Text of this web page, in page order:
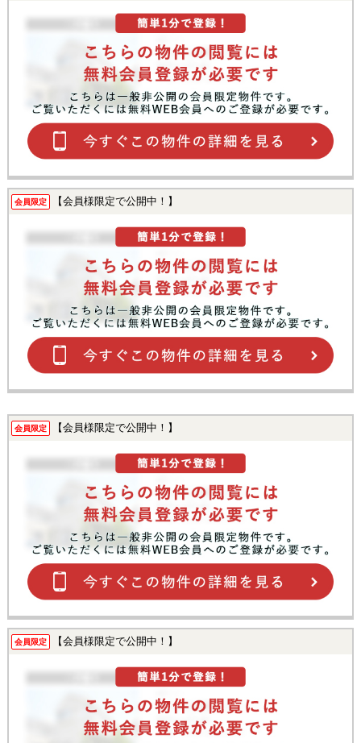
会員限定 【会員様限定で公開中！】
会員限定 【会員様限定で公開中！】
会員限定 【会員様限定で公開中！】